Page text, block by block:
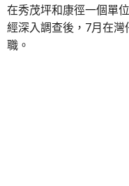
在秀茂坪和康徑一個單
經深入調查後，7月在
職。